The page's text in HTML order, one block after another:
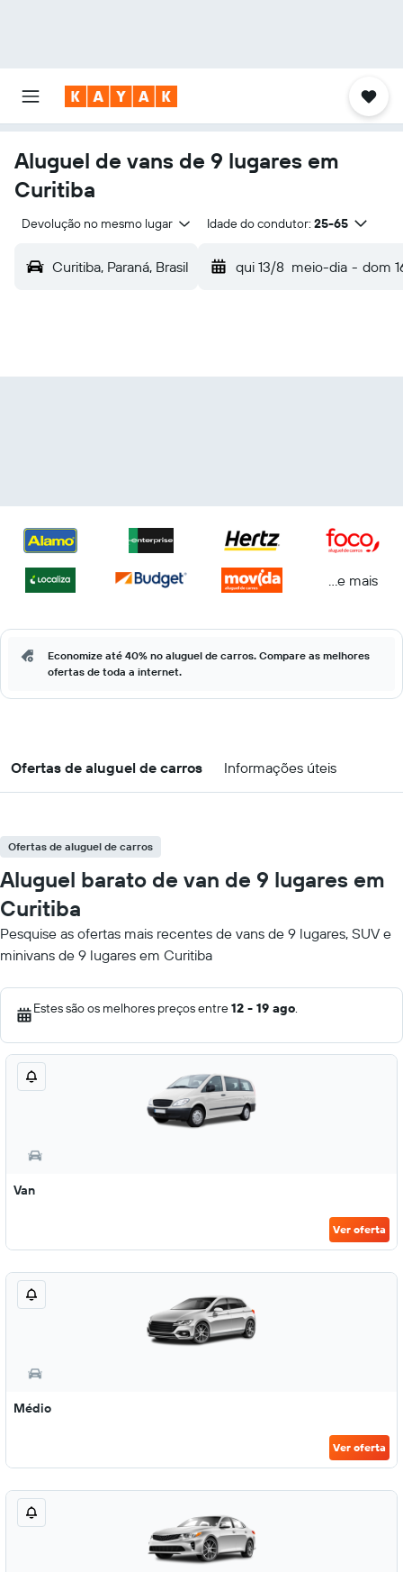
Aluguel de vans de 9 lugares em
Curitiba
Devolução no mesmo lugar Idade do condutor: 25-65
Curitiba, Paraná, Brasil qui 13/8 meio-dia - dom
...e mais
Economize até 40% no aluguel de carros. Compare as melhores
ofertas de toda a internet.
Ofertas de aluguel de carros Informações úteis
Ofertas de aluguel de carros
Aluguel barato de van de 9 lugares em
Curitiba
Pesquise as ofertas mais recentes de vans de 9 lugares, SUV e
minivans de 9 lugares em Curitiba
Estes são os melhores preços entre12 - 19 ago.
Van
Ver oferta
Médio
Ver oferta